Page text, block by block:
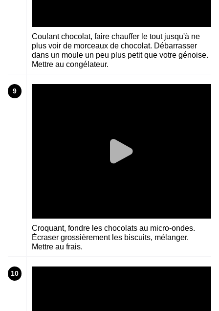
Coulant chocolat, faire chauffer le tout jusqu'à ne
plus voir de morceaux de chocolat. Débarrasser
dans un moule un peu plus petit que votre génoise.
Mettre au congélateur.
9
Croquant, fondre les chocolats au micro-ondes.
Écraser grossièrement les biscuits, mélanger.
Mettre au frais.
10